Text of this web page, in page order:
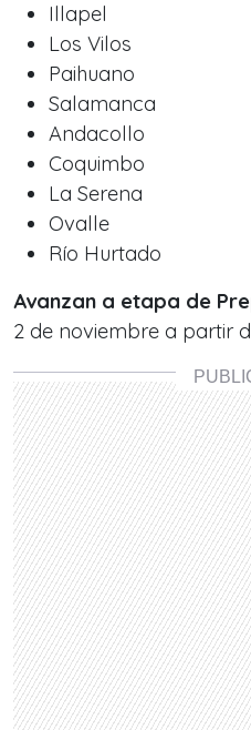
Illapel
Los Vilos
Paihuano
Salamanca
Andacollo
Coquimbo
La Serena
Ovalle
Río Hurtado
Avanzan a etapa de
2 de noviembre a partir